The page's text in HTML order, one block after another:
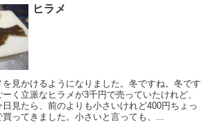
ヒラメ
見かけるようになりました。冬ですね。冬です
く立派なヒラメが3千円で売っていたけれど、
見たら、前のよりも小さいけれど400円ちょっ
買ってきました。小さいと言っても、...